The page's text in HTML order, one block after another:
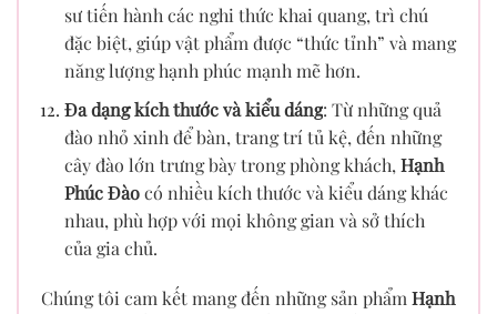
sư tiến hành các nghi thức khai quang, trì chú
đặc biệt, giúp vật phẩm được “thức tỉnh” và mang
năng lượng hạnh phúc mạnh mẽ hơn.
Đa dạng kích thước và kiểu dáng: Từ những quả
đào nhỏ xinh để bàn, trang trí tủ kệ, đến những
cây đào lớn trưng bày trong phòng khách, Hạnh
Phúc Đàocó nhiều kích thước và kiểu dáng khác
nhau, phù hợp với mọi không gian và sở thích
của gia chủ.
Chúng tôi cam kết mang đến những sản phẩmHạnh